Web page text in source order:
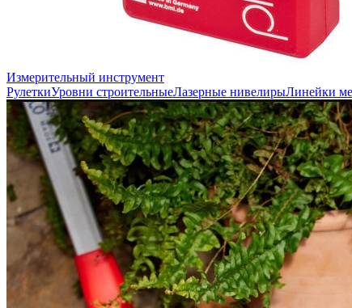
Измерительный инструмент
РулеткиУровни строительныеЛазерные нивелирыЛинейки